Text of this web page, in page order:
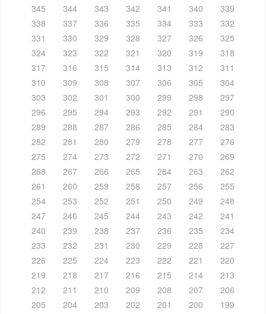
345
344 343 342 341 340
339
338
337 336 335 334 333
332
331
330 329 328 327 326
325
324
323 322 321 320 319
318
317
316 315 314 313 312
311
310
309 308 307 306 305
304
303
302 301 300 299 298
297
296
295 294 293 292 291
290
289
288 287 286 285 284
283
282
281 280 279 278 277
276
275
274 273 272 271 270
269
268
267 266 265 264 263
262
261
260 259 258 257 256
255
254
253 252 251 250 249
248
247
246 245 244 243 242
241
240
239 238 237 236 235
234
233
232 231 230 229 228
227
226
225 224 223 222 221
220
219
218 217 216 215 214
213
212
211 210 209 208 207
206
205
204 203 202 201 200
199